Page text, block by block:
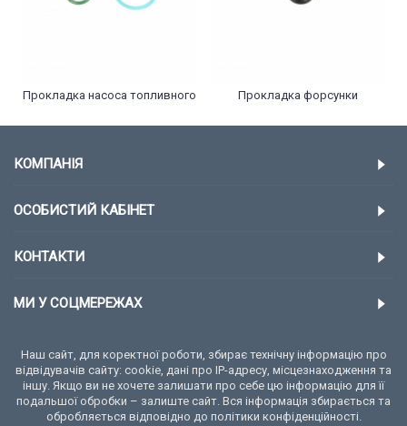
Прокладка насоса топливного Прокладка форсунки
КОМПАНІЯ
ОСОБИСТИЙ КАБІНЕТ
КОНТАКТИ
МИ У СОЦМЕРЕЖАХ
Наш сайт, для коректної роботи, збирає технічну інформацію про
відвідувачів сайту: cookie, дані про IP-адресу, місцезнаходження та
іншу. Якщо ви не хочете залишати про себе цю інформацію для її
подальшої обробки – залиште сайт. Вся інформація збирається та
обробляється відповідно до політики конфіденційності.